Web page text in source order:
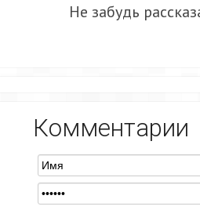
Не забудь
Комментарии